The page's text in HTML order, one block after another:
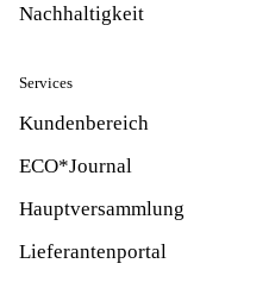
Nachhaltigkeit
Services
Kundenbereich
ECO*Journal
Hauptversammlung
Lieferantenportal